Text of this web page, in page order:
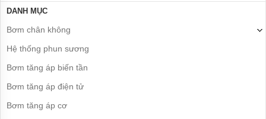
đình
bơm
nghiệp
bơm
DANH MỤC
Bơm chân không
Hệ thống phun sương
Bơm tăng áp biến tần
Bơm tăng áp điện tử
Bơm tăng áp cơ